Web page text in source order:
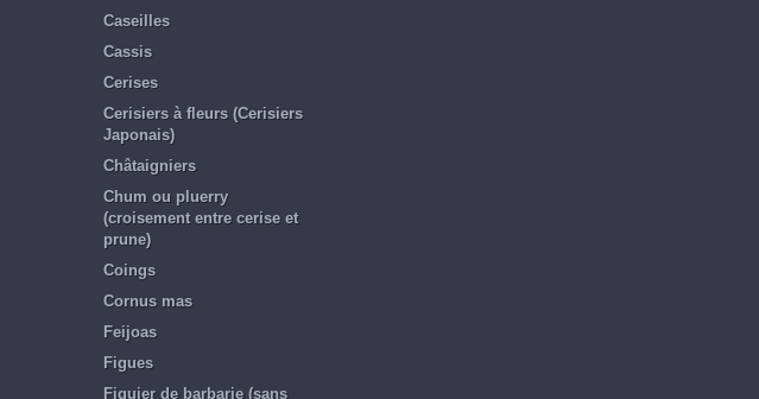
Caseilles
Cassis
Cerises
Cerisiers à fleurs (Cerisiers
Japonais)
Châtaigniers
Chum ou pluerry
(croisement entre cerise et
prune)
Coings
Cornus mas
Feijoas
Figues
Figuier de barbarie (sans